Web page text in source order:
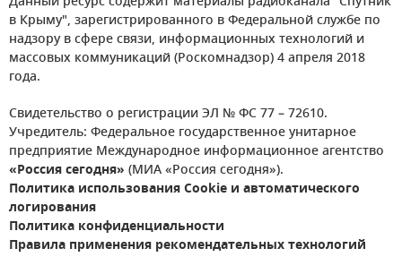
в Крыму", зарегистрированного в Федеральной службе по
надзору в сфере связи, информационных технологий и
массовых коммуникаций (Роскомнадзор) 4 апреля 2018
года.
Свидетельство о регистрации ЭЛ № ФС 77 – 72610.
Учредитель: Федеральное государственное унитарное
предприятие Международное информационное агентство
«Россия сегодня» (МИА «Россия сегодня»).
Политика использования Cookie и автоматического
логирования
Политика конфиденциальности
Правила применения рекомендательных технологий